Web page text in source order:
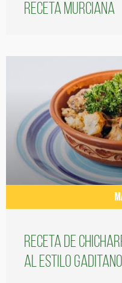
receta murciana
Receta de
al estilo gaditano